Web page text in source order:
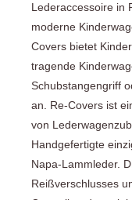
Lederaccessoire in
moderne
Covers bietet
tragende
Schubstangengriff
an. Re-Covers ist
von
Handgefertigte
Napa-Lammleder.
Reißverschlusses